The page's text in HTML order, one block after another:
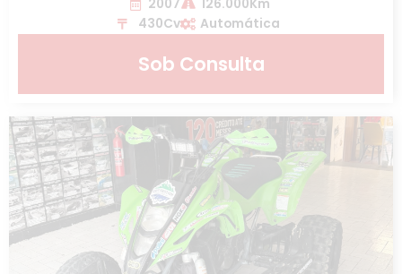
2007
126.000Km
430Cv
Automática
Sob Consulta